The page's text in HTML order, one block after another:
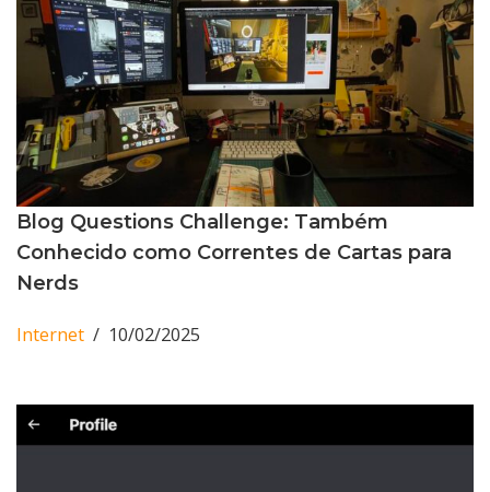
Blog Questions Challenge: Também
Conhecido como Correntes de Cartas para
Nerds
Internet 10/02/2025